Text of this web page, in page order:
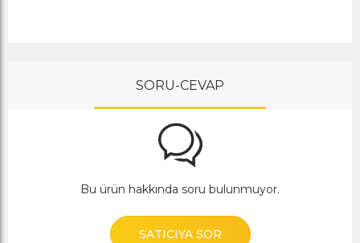
SORU-CEVAP
Bu ürün hakkında soru bulunmuyor.
SATICIYA SOR